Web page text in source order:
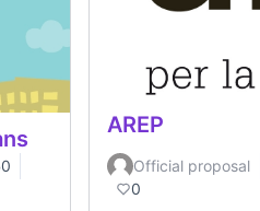
0
AREP
Official proposal
0